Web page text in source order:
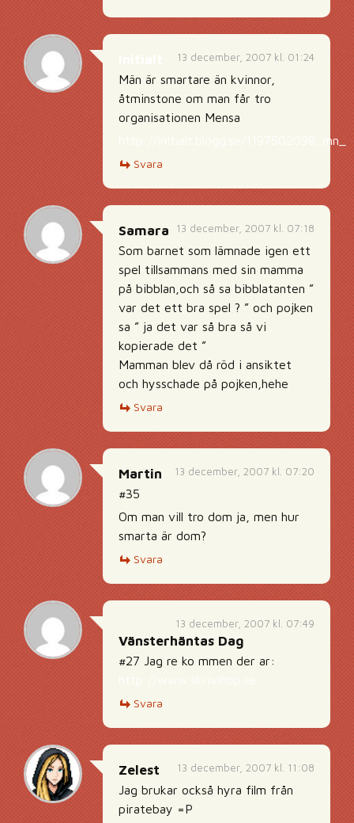
13 december, 2007 kl. 01:24
Män är smartare än kvinnor,
åtminstone om man får tro
organisationen Mensa
http://initialt.blogg.se/
Svara
13 december, 2007 kl. 07:18
Samara
Som barnet som lämnade igen ett
spel tillsammans med sin mamma
på bibblan,och så sa bibblatanten ”
var det ett bra spel ? ” och pojken
sa ” ja det var så bra så vi
kopierade det ”
Mamman blev då röd i ansiktet
och hysschade på pojken,hehe
Svara
13 december, 2007 kl. 07:20
Martin
#35
Om man vill tro dom ja, men hur
smarta är dom?
Svara
13 december, 2007 kl. 07:49
Vänsterhäntas Dag
#27 Jag re ko mmen der ar:
Svara
13 december, 2007 kl. 11:08
Zelest
Jag brukar också hyra film från
piratebay =P